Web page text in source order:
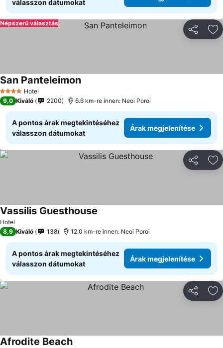
válasszon dátumokat
Népszerű választás
4 KategóriaHotel
San Panteleimon
9,0 Kiváló 2200 6.6 km-re innen: Neoi Poroi
A pontos árak megtekintéséhez
válasszon dátumokat
Árak megjelenítése
Hotel
Vassilis Guesthouse
8,9 Kiváló 138 12.0 km-re innen: Neoi Poroi
A pontos árak megtekintéséhez
válasszon dátumokat
Árak megjelenítése
Afrodite Beach